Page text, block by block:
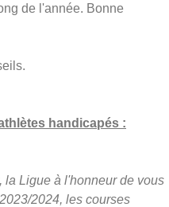
de l'année. Bonne
handicapés :
la Ligue à l'honneur de vous
2024, les courses